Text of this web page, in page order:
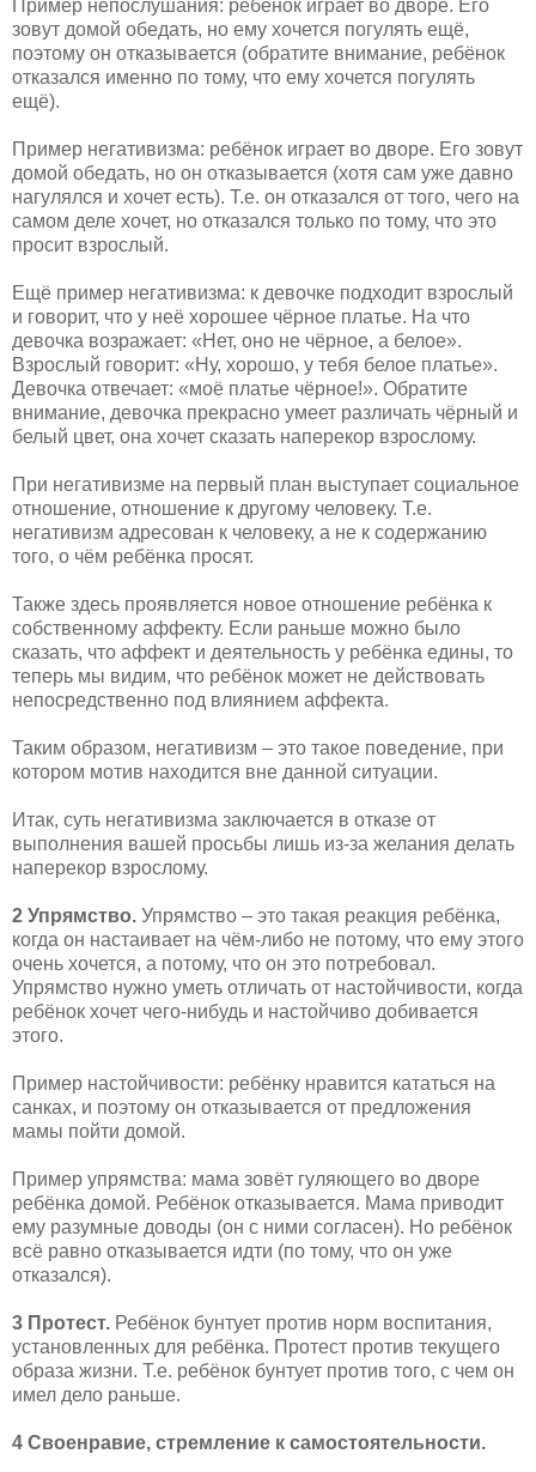
Пример непослушания: ребёнок играет во дворе. Его
зовут домой обедать, но ему хочется погулять ещё,
поэтому он отказывается (обратите внимание, ребёнок
отказался именно по тому, что ему хочется погулять
ещё).
Пример негативизма: ребёнок играет во дворе. Его зовут
домой обедать, но он отказывается (хотя сам уже давно
нагулялся и хочет есть). Т.е. он отказался от того, чего на
самом деле хочет, но отказался только по тому, что это
просит взрослый.
Ещё пример негативизма: к девочке подходит взрослый
и говорит, что у неё хорошее чёрное платье. На что
девочка возражает: «Нет, оно не чёрное, а белое».
Взрослый говорит: «Ну, хорошо, у тебя белое платье».
Девочка отвечает: «моё платье чёрное!». Обратите
внимание, девочка прекрасно умеет различать чёрный и
белый цвет, она хочет сказать наперекор взрослому.
При негативизме на первый план выступает социальное
отношение, отношение к другому человеку. Т.е.
негативизм адресован к человеку, а не к содержанию
того, о чём ребёнка просят.
Также здесь проявляется новое отношение ребёнка к
собственному аффекту. Если раньше можно было
сказать, что аффект и деятельность у ребёнка едины, то
теперь мы видим, что ребёнок может не действовать
непосредственно под влиянием аффекта.
Таким образом, негативизм – это такое поведение, при
котором мотив находится вне данной ситуации.
Итак, суть негативизма заключается в отказе от
выполнения вашей просьбы лишь из-за желания делать
наперекор взрослому.
2 Упрямство. Упрямство – это такая реакция ребёнка,
когда он настаивает на чём-либо не потому, что ему этого
очень хочется, а потому, что он это потребовал.
Упрямство нужно уметь отличать от настойчивости, когда
ребёнок хочет чего-нибудь и настойчиво добивается
этого.
Пример настойчивости: ребёнку нравится кататься на
санках, и поэтому он отказывается от предложения
мамы пойти домой.
Пример упрямства: мама зовёт гуляющего во дворе
ребёнка домой. Ребёнок отказывается. Мама приводит
ему разумные доводы (он с ними согласен). Но ребёнок
всё равно отказывается идти (по тому, что он уже
отказался).
3 Протест. Ребёнок бунтует против норм воспитания,
установленных для ребёнка. Протест против текущего
образа жизни. Т.е. ребёнок бунтует против того, с чем он
имел дело раньше.
4 Своенравие, стремление к самостоятельности.